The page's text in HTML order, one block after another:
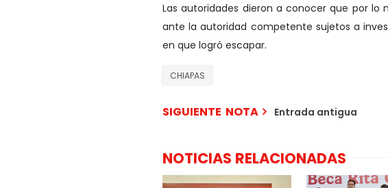
Las autoridades dieron a conocer que por lo
ante la autoridad competente sujetos a
en que logró escapar.
CHIAPAS
SIGUIENTE NOTA Entrada antigua
NOTICIAS RELACIONADAS